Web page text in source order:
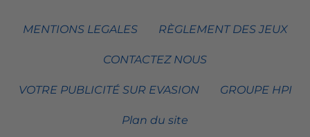
MENTIONS LEGALES RÈGLEMENT DES JEUX
CONTACTEZ NOUS
VOTRE PUBLICITÉ SUR EVASION GROUPE HPI
Plan du site